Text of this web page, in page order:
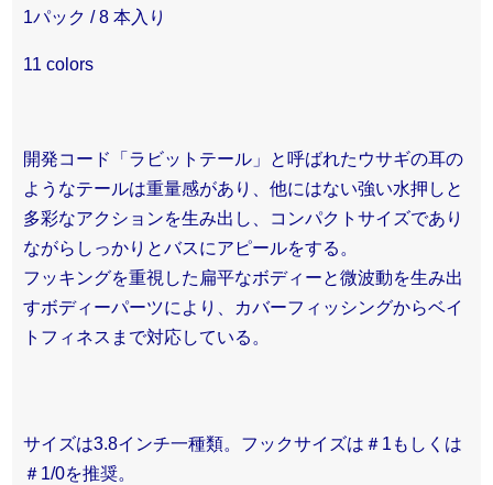
1パック / 8 本入り
11 colors
開発コード「ラビットテール」と呼ばれたウサギの耳の
ようなテールは重量感があり、他にはない強い水押しと
多彩なアクションを生み出し、コンパクトサイズであり
ながらしっかりとバスにアピールをする。
フッキングを重視した扁平なボディーと微波動を生み出
すボディーパーツにより、カバーフィッシングからベイ
トフィネスまで対応している。
サイズは3.8インチ一種類。フックサイズは＃1もしくは
＃1/0を推奨。